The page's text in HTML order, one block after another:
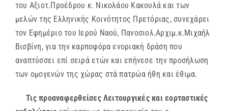
του Αξιοτ.Προέδρου κ. Νικολάου Κακουλά και των
μελών της Ελληνικής Κοινότητος Πρετόριας, συνεχάρει
τον Εφημέριο του Ιερού Ναού, Πανοσιολ.Αρχιμ.κ.Μιχαήλ
Βισβίνη, για την καρποφόρα ενοριακή δράση που
αναπτύσσει επί σειρά ετών και επήνεσε την προσήλωση
των ομογενών της χώρας στά πατρώα ήθη και έθιμα.
Τις προαναφερθείσες Λειτουργικές και εορταστικές